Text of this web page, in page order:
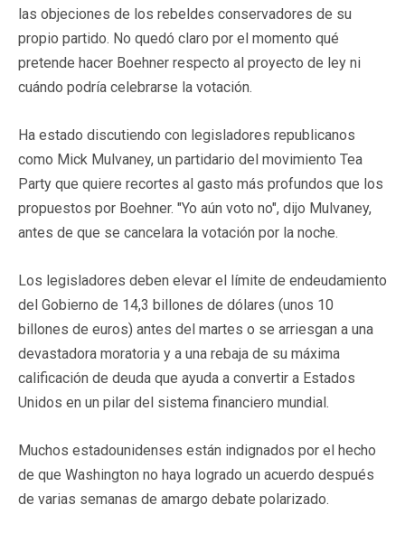
las objeciones de los rebeldes conservadores de su
propio partido. No quedó claro por el momento qué
pretende hacer Boehner respecto al proyecto de ley ni
cuándo podría celebrarse la votación.
Ha estado discutiendo con legisladores republicanos
como Mick Mulvaney, un partidario del movimiento Tea
Party que quiere recortes al gasto más profundos que los
propuestos por Boehner. "Yo aún voto no", dijo Mulvaney,
antes de que se cancelara la votación por la noche.
Los legisladores deben elevar el límite de endeudamiento
del Gobierno de 14,3 billones de dólares (unos 10
billones de euros) antes del martes o se arriesgan a una
devastadora moratoria y a una rebaja de su máxima
calificación de deuda que ayuda a convertir a Estados
Unidos en un pilar del sistema financiero mundial.
Muchos estadounidenses están indignados por el hecho
de que Washington no haya logrado un acuerdo después
de varias semanas de amargo debate polarizado.